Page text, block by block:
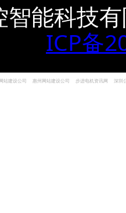
智能科技
ICP备
站建设公司 惠州网站建设公司 步进电机资讯网 深圳